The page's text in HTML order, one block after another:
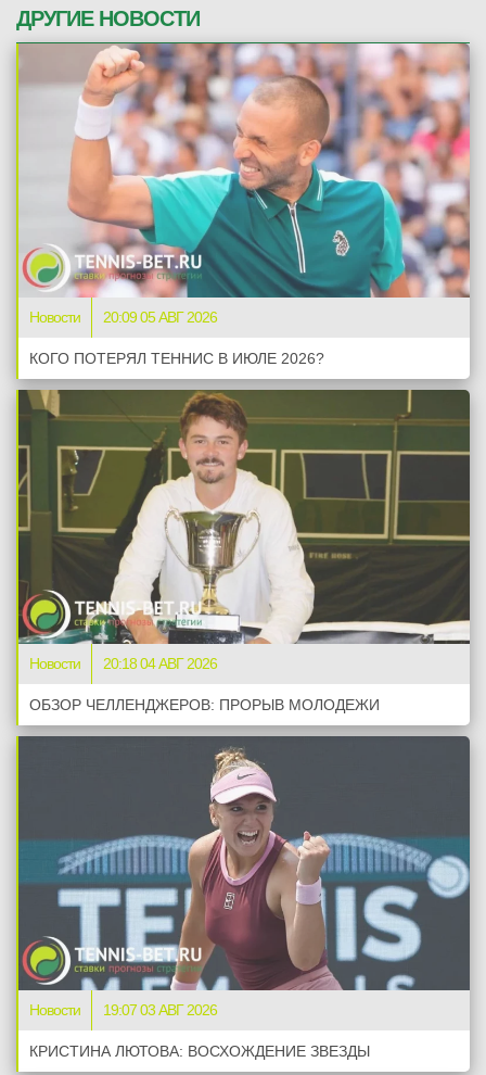
ДРУГИЕ НОВОСТИ
Новости 20:09 05 АВГ 2026
КОГО ПОТЕРЯЛ ТЕННИС В ИЮЛЕ 2026?
Новости 20:18 04 АВГ 2026
ОБЗОР ЧЕЛЛЕНДЖЕРОВ: ПРОРЫВ МОЛОДЕЖИ
Новости 19:07 03 АВГ 2026
КРИСТИНА ЛЮТОВА: ВОСХОЖДЕНИЕ ЗВЕЗДЫ